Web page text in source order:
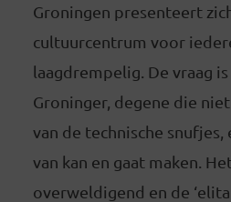
Groningen presenteert
cultuurcentrum voor
laagdrempelig. De vraag
Groninger, degene die
van de technische
van kan en gaat maken.
overweldigend en de